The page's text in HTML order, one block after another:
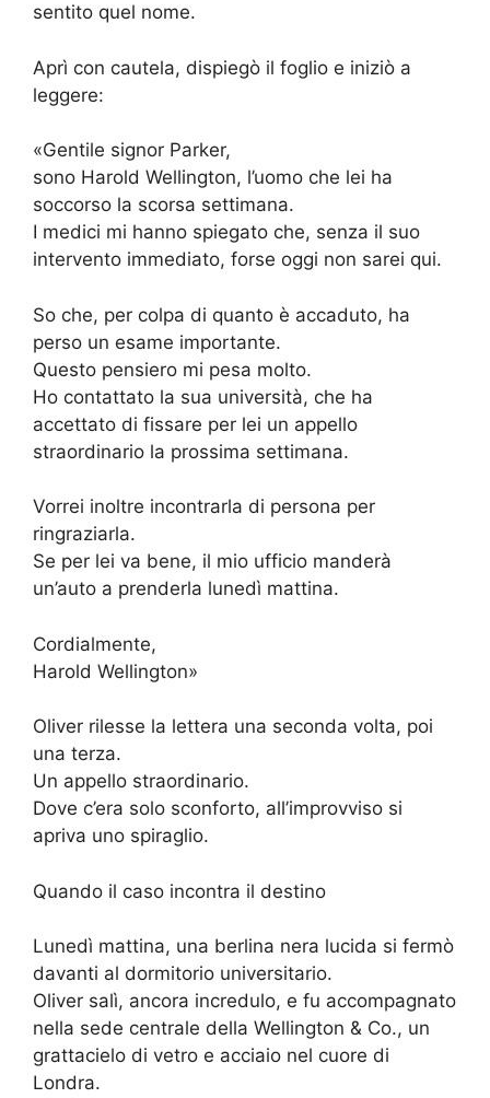
sentito quel nome.
Aprì con cautela, dispiegò il foglio e iniziò a
leggere:
«Gentile signor Parker,
sono Harold Wellington, l’uomo che lei ha
soccorso la scorsa settimana.
I medici mi hanno spiegato che, senza il suo
intervento immediato, forse oggi non sarei qui.
So che, per colpa di quanto è accaduto, ha
perso un esame importante.
Questo pensiero mi pesa molto.
Ho contattato la sua università, che ha
accettato di fissare per lei un appello
straordinario la prossima settimana.
Vorrei inoltre incontrarla di persona per
ringraziarla.
Se per lei va bene, il mio ufficio manderà
un’auto a prenderla lunedì mattina.
Cordialmente,
Harold Wellington»
Oliver rilesse la lettera una seconda volta, poi
una terza.
Un appello straordinario.
Dove c’era solo sconforto, all’improvviso si
apriva uno spiraglio.
Quando il caso incontra il destino
Lunedì mattina, una berlina nera lucida si fermò
davanti al dormitorio universitario.
Oliver salì, ancora incredulo, e fu accompagnato
nella sede centrale della Wellington & Co., un
grattacielo di vetro e acciaio nel cuore di
Londra.